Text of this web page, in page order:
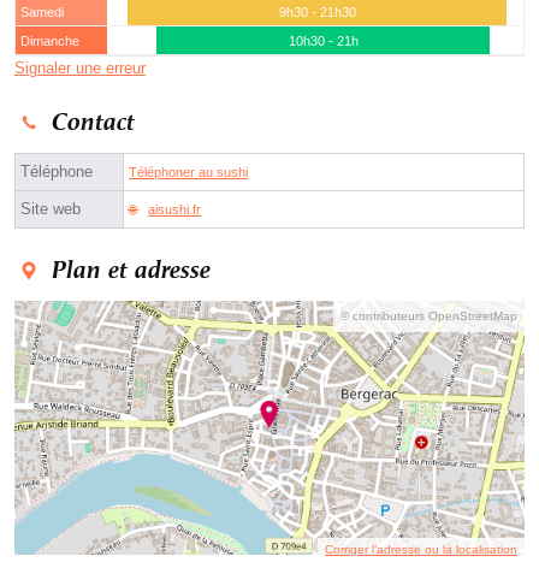
Samedi
9h30 - 21h30
Dimanche
10h30 - 21h
Signaler une erreur
Contact
Téléphone Téléphoner au sushi
Site web aisushi.fr
Plan et adresse
© contributeurs OpenStreetMap
Corriger l’adresse ou la localisation